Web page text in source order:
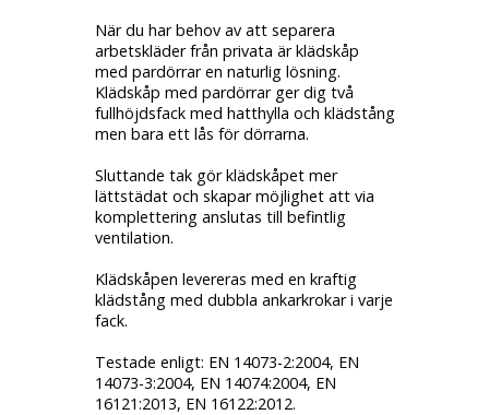
När du har behov av att separera
arbetskläder från privata är klädskåp
med pardörrar en naturlig lösning.
Klädskåp med pardörrar ger dig två
fullhöjdsfack med hatthylla och klädstång
men bara ett lås för dörrarna.
Sluttande tak gör klädskåpet mer
lättstädat och skapar möjlighet att via
komplettering anslutas till befintlig
ventilation.
Klädskåpen levereras med en kraftig
klädstång med dubbla ankarkrokar i varje
fack.
Testade enligt: EN 14073-2:2004, EN
14073-3:2004, EN 14074:2004, EN
16121:2013, EN 16122:2012.